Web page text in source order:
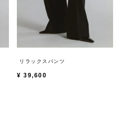
リラックスパンツ
¥ 39,600